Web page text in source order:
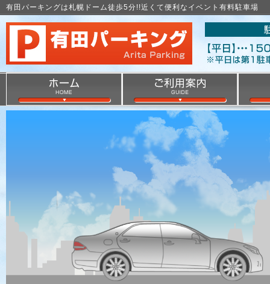
有田パーキングは札幌ドーム徒歩5分!!近くて便利なイベント有料駐車場